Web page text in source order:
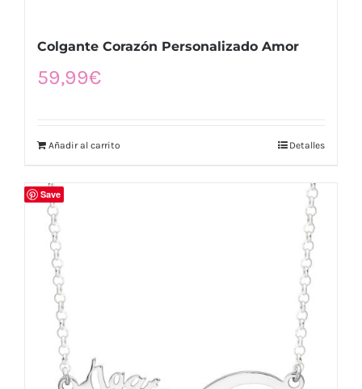
Colgante Corazón Personalizado Amor
59,99€
Añadir al carrito Detalles
Save